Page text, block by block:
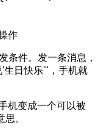
作
条件。发一条消息，
生日快乐'"，手机就
机变成一个可以被
。